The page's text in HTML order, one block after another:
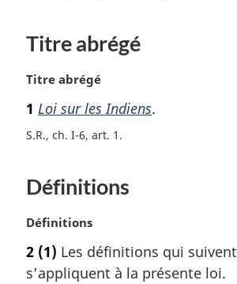
Titre abrégé
N
t
e
r
i
a
l
Titre abrégé
1 Loi sur les Indiens.
S.R., ch. I-6, art. 1
Définitions
N
t
e
Définitions
2 (1) Les définitions qui suivent
s’appliquent à la présente loi.